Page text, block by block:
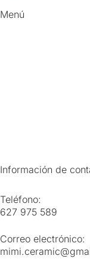
Menú
Información de
Teléfono:
627 975 589
Correo electrónico: